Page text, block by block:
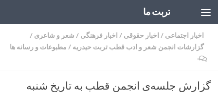
تربت ما
اخبار اجتماعی / اخبار حقوقی / اخبار فرهنگی / شعر و شاعری /
گزارشات انجمن شعر و ادب قطب تربت حیدریه / مطبوعات و رسانه ها
۰
گزارش جلسه‌ی انجمن قطب به تاریخ شنبه